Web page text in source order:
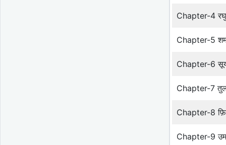
Chapter-4
Chapter-5
Chapter-6
Chapter-7
Chapter-8
Chapter-9